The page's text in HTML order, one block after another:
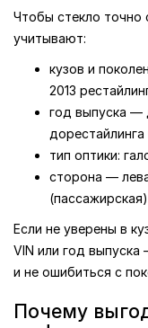
Чтобы стекло точно
учитывают:
кузов и
2013
год выпуска —
дорестайлинга
тип оптики:
сторона —
Если не уверены в
VIN или год
и не ошибиться с
Почему